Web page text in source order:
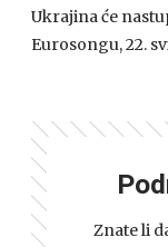
Ukrajina će
Eurosongu, 22.
Znate li